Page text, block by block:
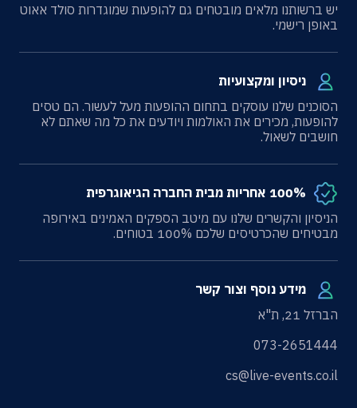
יש ברשותנו מלאים מובטחים גם להופעות שמוגדרות סולד אאוט
באופן רישמי.
ניסיון ומקצועיות
הסוכנים שלנו עוסקים בתחום ההופעות מעל לעשור. הם טסים
להופעות, מכירים את האולמות ויודעים את כל מה שאתם לא
חושבים לשאול.
100% אחריות מבית החברה הגיאוגרפית
הניסיון והקשרים שלנו עם מיטב הספקים האמינים באירופה
מבטיחים שהכרטיסים שלכם 100% בטוחים.
מידע נוסף וצור קשר
הברזל 21, ת"א
073-2651444
cs@live-events.co.il